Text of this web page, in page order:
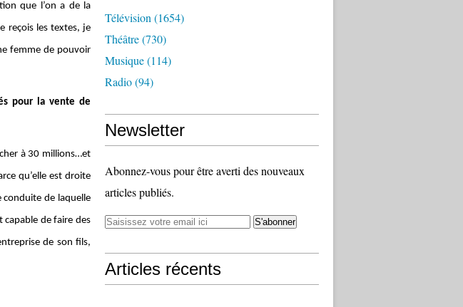
que l’on a de la
reçois les textes, je
femme de pouvoir
pour la vente de
à 30 millions…et
qu’elle est droite
conduite de laquelle
capable de faire des
de son fils,
Télévision (1654)
Théâtre(730)
Musique(114)
Radio(94)
Newsletter
Abonnez-vous pour être averti des nouveaux
articles publiés.
Articles récents